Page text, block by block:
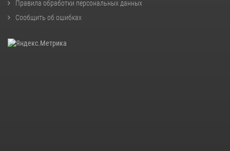
Правила обработки персональных данных
Сообщить об ошибках